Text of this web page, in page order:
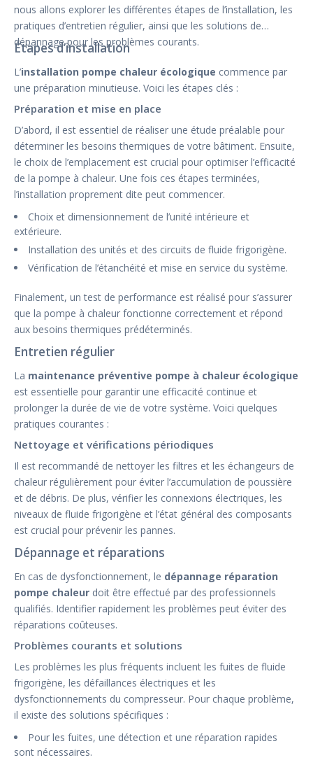
nous allons explorer les différentes étapes de l’installation, les
pratiques d’entretien régulier, ainsi que les solutions de
dépannage pour les problèmes courants.
Étapes d’installation
L’installation pompe chaleur écologique commence par
une préparation minutieuse. Voici les étapes clés :
Préparation et mise en place
D’abord, il est essentiel de réaliser une étude préalable pour
déterminer les besoins thermiques de votre bâtiment. Ensuite,
le choix de l’emplacement est crucial pour optimiser l’efficacité
de la pompe à chaleur. Une fois ces étapes terminées,
l’installation proprement dite peut commencer.
Choix et dimensionnement de l’unité intérieure et
extérieure.
Installation des unités et des circuits de fluide frigorigène.
Vérification de l’étanchéité et mise en service du système.
Finalement, un test de performance est réalisé pour s’assurer
que la pompe à chaleur fonctionne correctement et répond
aux besoins thermiques prédéterminés.
Entretien régulier
La maintenance préventive pompe à chaleur écologique
est essentielle pour garantir une efficacité continue et
prolonger la durée de vie de votre système. Voici quelques
pratiques courantes :
Nettoyage et vérifications périodiques
Il est recommandé de nettoyer les filtres et les échangeurs de
chaleur régulièrement pour éviter l’accumulation de poussière
et de débris. De plus, vérifier les connexions électriques, les
niveaux de fluide frigorigène et l’état général des composants
est crucial pour prévenir les pannes.
Dépannage et réparations
En cas de dysfonctionnement, le dépannage réparation
pompe chaleur doit être effectué par des professionnels
qualifiés. Identifier rapidement les problèmes peut éviter des
réparations coûteuses.
Problèmes courants et solutions
Les problèmes les plus fréquents incluent les fuites de fluide
frigorigène, les défaillances électriques et les
dysfonctionnements du compresseur. Pour chaque problème,
il existe des solutions spécifiques :
Pour les fuites, une détection et une réparation rapides
sont nécessaires.